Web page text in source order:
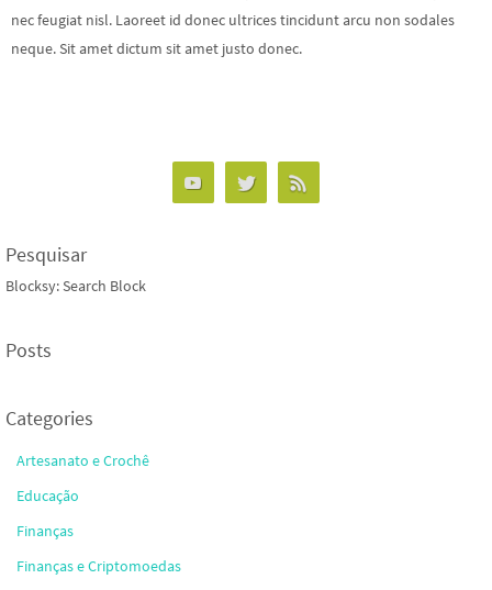
nec feugiat nisl. Laoreet id donec ultrices tincidunt arcu non sodales
neque. Sit amet dictum sit amet justo donec.
Pesquisar
Blocksy: Search Block
Posts
Categories
Artesanato e Crochê
Educação
Finanças
Finanças e Criptomoedas